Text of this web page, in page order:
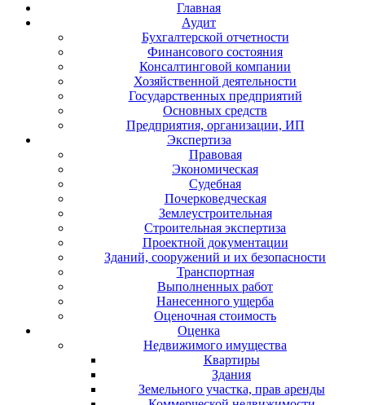
Главная
Аудит
Бухгалтерской отчетности
Финансового состояния
Консалтинговой компании
Хозяйственной деятельности
Государственных предприятий
Основных средств
Предприятия, организации, ИП
Экспертиза
Правовая
Экономическая
Судебная
Почерковедческая
Землеустроительная
Строительная экспертиза
Проектной документации
Зданий, сооружений и их безопасности
Транспортная
Выполненных работ
Нанесенного ущерба
Оценочная стоимость
Оценка
Недвижимого имущества
Квартиры
Здания
Земельного участка, прав аренды